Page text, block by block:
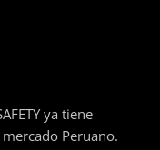
ya tiene
Peruano.